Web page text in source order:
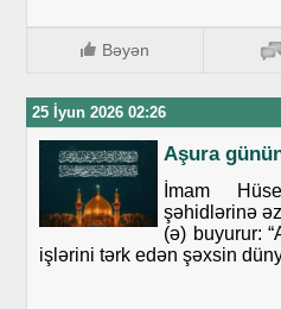
Bəyən
25 İyun 2026 02:26
Aşura
İmam
şəhidlərinə
(ə) buyurur:
işlərini tərk edən şəxsin